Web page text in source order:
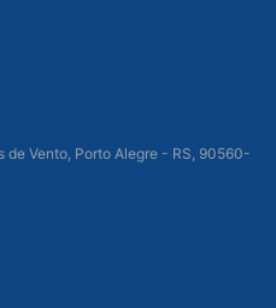
de Vento, Porto Alegre - RS, 90560-